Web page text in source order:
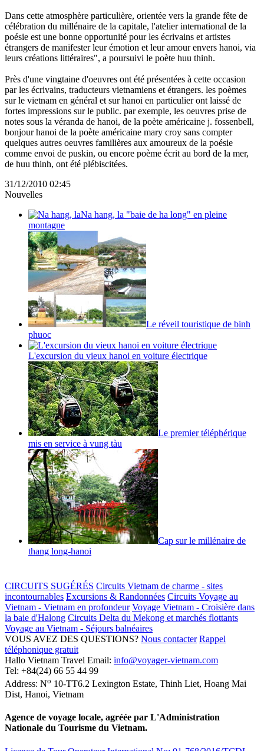
Dans cette atmosphère particulière, orientée vers la grande fête de
célébration du millénaire de la capitale, l'atelier international de la
poésie est une bonne opportunité pour les écrivains et artistes
étrangers de manifester leur émotion et leur amour envers hanoi, via
leurs créations littéraires", a poursuivi le poète huu thinh.
Près d'une vingtaine d'oeuvres ont été présentées à cette occasion
par les écrivains, traducteurs vietnamiens et étrangers. les poèmes
sur le vietnam en général et sur hanoi en particulier ont laissé de
fortes impressions sur le public. par exemple, les oeuvres prise de
notes sous la véranda de hanoi, de la poète américaine j. fossenbell,
bonjour hanoi de la poète américaine mary croy sans compter
quelques autres oeuvres familières aux amoureux de la poésie
comme envoi de puskin, ou encore poème écrit au bord de la mer,
de huu thinh, ont été plébiscitées.
31/12/2010 02:45
Nouvelles
Na hang, la "baie de ha long" en pleine
montagne
Le réveil touristique de binh
phuoc
L'excursion du vieux hanoi en voiture électrique
Le premier téléphérique
mis en service à vung tàu
Cap sur le millénaire de
thang long-hanoi
CIRCUITS SUGÉRÉS Circuits Vietnam de charme - sites
incontournables Excursions & Randonnées Circuits Voyage au
Vietnam - Vietnam en profondeur Voyage Vietnam - Croisière dans
la baie d'Halong Circuits Delta du Mekong et marchés flottants
Voyage au Vietnam - Séjours balnéaires
VOUS AVEZ DES QUESTIONS? Nous contacter Rappel
téléphonique gratuit
Hallo Vietnam Travel Email: info@voyager-vietnam.com
Tel: +84(24) 66 55 44 99
Address: No 10-TT6.2 Lexington Estate, Thinh Liet, Hoang Mai
Dist, Hanoi, Vietnam
Agence de voyage locale, agréée par L'Administration
Nationale du Tourisme du Vietnam.